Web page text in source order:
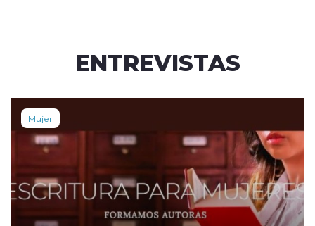
ENTREVISTAS
Mujer